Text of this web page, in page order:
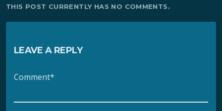
THIS POST CURRENTLY HAS NO COMMENTS.
LEAVE A REPLY
Comment*